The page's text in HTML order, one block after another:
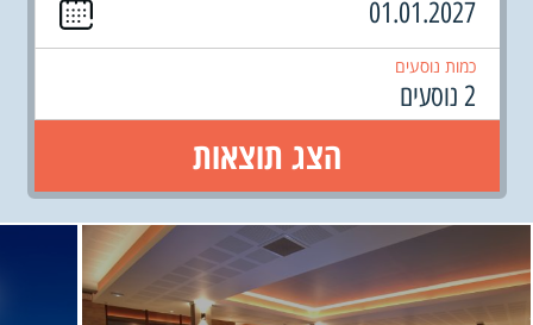
‹
›
כמות נוסעים
2 נוסעים
הצג תוצאות